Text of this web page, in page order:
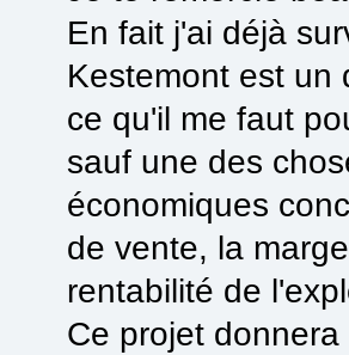
En fait j'ai déjà
Kestemont est un
ce qu'il me faut
sauf une des
économiques
de vente, la
rentabilité de
Ce projet